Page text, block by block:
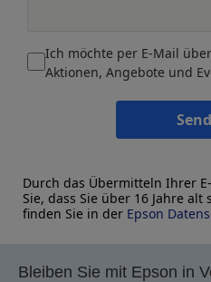
Ich möchte per E-Mail
Aktionen, Angebote und
Durch das Übermitteln Ihrer
Sie, dass Sie über 16 Jahre
finden Sie in der Epson
Bleiben Sie mit Epson in